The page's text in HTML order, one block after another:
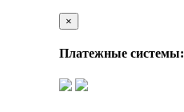
×
Платежные системы: